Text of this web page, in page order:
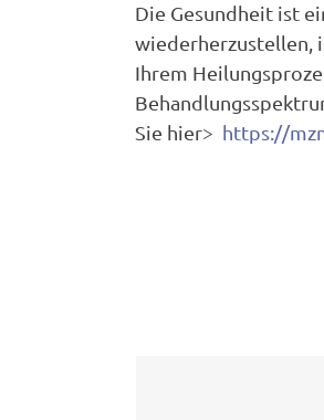
Die Gesundheit ist
wiederherzustellen,
Ihrem
Sie hier> https://